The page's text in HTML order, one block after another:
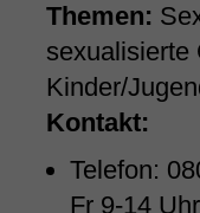
Themen:
sexualisierte
Kinder/
Kontakt:
Telefon:
Fr 9-14